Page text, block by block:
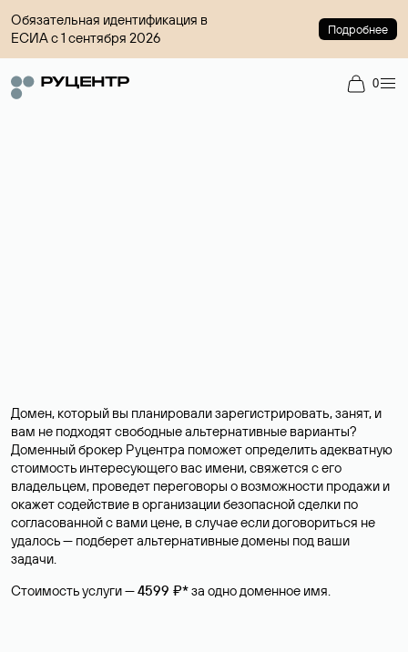
Обязательная идентификация в
ЕСИА с 1 сентября 2026
Подробнее
0
Домен, который вы планировали зарегистрировать, занят, и
вам не подходят свободные альтернативные варианты?
Доменный брокер Руцентра поможет определить адекватную
стоимость интересующего вас имени, свяжется с его
владельцем, проведет переговоры о возможности продажи и
окажет содействие в организации безопасной сделки по
согласованной с вами цене, в случае если договориться не
удалось — подберет альтернативные домены под ваши
задачи.
Стоимость услуги —4599 ₽*за одно доменное имя.